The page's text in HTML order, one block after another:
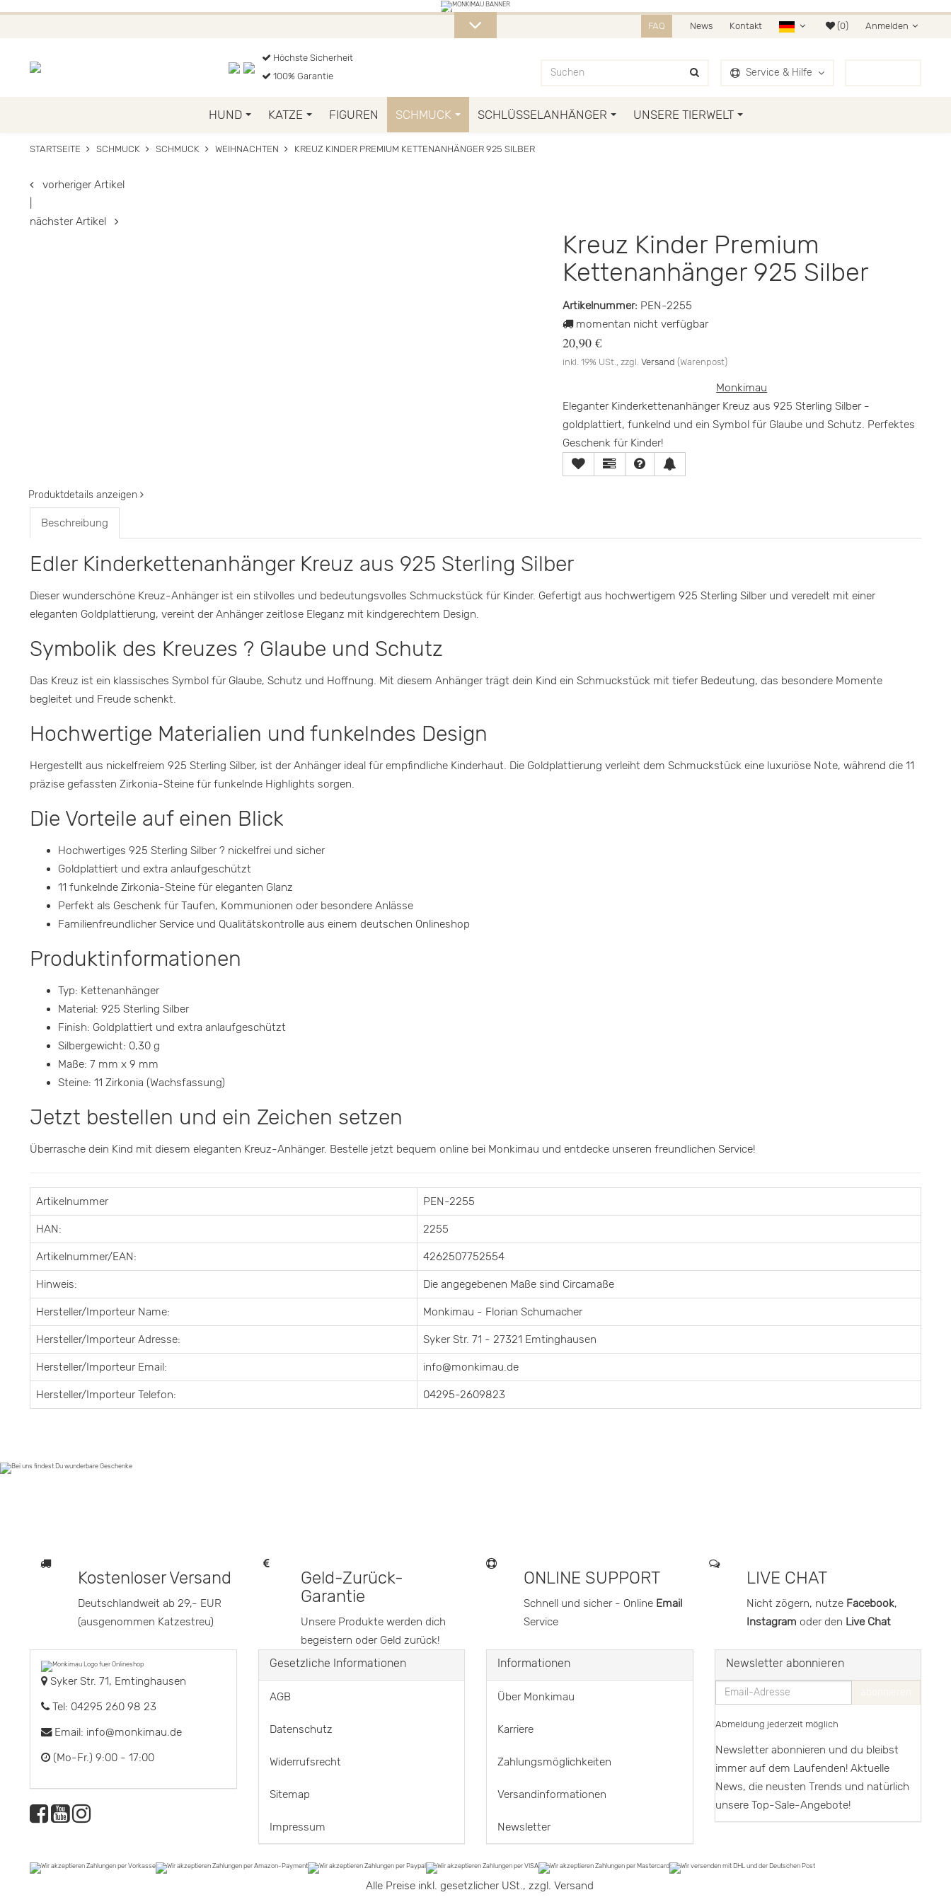
FUNKELINO.DE. WEITERE MONKIMAU-PRODUKTE FINDET IHR AUF AMAZON & OTTO.
FAQ News Kontakt (0) Anmelden
Höchste Sicherheit
100% Garantie
Service & Hilfe
HUND KATZE FIGUREN SCHMUCK SCHLÜSSELANHÄNGER UNSERE TIERWELT
STARTSEITE SCHMUCK SCHMUCK WEIHNACHTEN KREUZ KINDER PREMIUM KETTENANHÄNGER 925 SILBER
vorheriger Artikel
nächster Artikel
Kreuz Kinder Premium
Kettenanhänger 925 Silber
Artikelnummer: PEN-2255
momentan nicht verfügbar
20,90 €
inkl. 19% USt., zzgl. Versand (Warenpost)
Monkimau
Eleganter Kinderkettenanhänger Kreuz aus 925 Sterling Silber -
goldplattiert, funkelnd und ein Symbol für Glaube und Schutz. Perfektes
Geschenk für Kinder!
Produktdetails anzeigen
Beschreibung
Edler Kinderkettenanhänger Kreuz aus 925 Sterling Silber
Dieser wunderschöne Kreuz-Anhänger ist ein stilvolles und bedeutungsvolles Schmuckstück für Kinder. Gefertigt aus hochwertigem 925 Sterling Silber und veredelt mit einer
eleganten Goldplattierung, vereint der Anhänger zeitlose Eleganz mit kindgerechtem Design.
Symbolik des Kreuzes ? Glaube und Schutz
Das Kreuz ist ein klassisches Symbol für Glaube, Schutz und Hoffnung. Mit diesem Anhänger trägt dein Kind ein Schmuckstück mit tiefer Bedeutung, das besondere Momente
begleitet und Freude schenkt.
Hochwertige Materialien und funkelndes Design
Hergestellt aus nickelfreiem 925 Sterling Silber, ist der Anhänger ideal für empfindliche Kinderhaut. Die Goldplattierung verleiht dem Schmuckstück eine luxuriöse Note, während die 11
präzise gefassten Zirkonia-Steine für funkelnde Highlights sorgen.
Die Vorteile auf einen Blick
Hochwertiges 925 Sterling Silber ? nickelfrei und sicher
Goldplattiert und extra anlaufgeschützt
11 funkelnde Zirkonia-Steine für eleganten Glanz
Perfekt als Geschenk für Taufen, Kommunionen oder besondere Anlässe
Familienfreundlicher Service und Qualitätskontrolle aus einem deutschen Onlineshop
Produktinformationen
Typ: Kettenanhänger
Material: 925 Sterling Silber
Finish: Goldplattiert und extra anlaufgeschützt
Silbergewicht: 0,30 g
Maße: 7 mm x 9 mm
Steine: 11 Zirkonia (Wachsfassung)
Jetzt bestellen und ein Zeichen setzen
Überrasche dein Kind mit diesem eleganten Kreuz-Anhänger. Bestelle jetzt bequem online bei Monkimau und entdecke unseren freundlichen Service!
Artikelnummer PEN-2255
HAN: 2255
Artikelnummer/EAN: 4262507752554
Hinweis: Die angegebenen Maße sind Circamaße
Hersteller/Importeur Name: Monkimau - Florian Schumacher
Hersteller/Importeur Adresse: Syker Str. 71 - 27321 Emtinghausen
Hersteller/Importeur Email: info@monkimau.de
Hersteller/Importeur Telefon: 04295-2609823
Kostenloser Versand
Deutschlandweit ab 29,- EUR
(ausgenommen Katzestreu)
Geld-Zurück-
Garantie
Unsere Produkte werden dich
begeistern oder Geld zurück!
ONLINE SUPPORT
Schnell und sicher - Online Email
Service
LIVE CHAT
Nicht zögern, nutze Facebook,
Instagram oder den Live Chat
Syker Str. 71, Emtinghausen
Tel: 04295 260 98 23
Email: info@monkimau.de
(Mo-Fr.) 9:00 - 17:00
Gesetzliche Informationen
AGB
Datenschutz
Widerrufsrecht
Sitemap
Impressum
Informationen
Über Monkimau
Karriere
Zahlungsmöglichkeiten
Versandinformationen
Newsletter
Newsletter abonnieren
Email-
Adresse
Abmeldung jederzeit möglich
Newsletter abonnieren und du bleibst
immer auf dem Laufenden! Aktuelle
News, die neusten Trends und natürlich
unsere Top-Sale-Angebote!
Alle Preise inkl. gesetzlicher USt., zzgl. Versand